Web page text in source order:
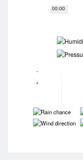
00:00
-
-
-
-
-
-